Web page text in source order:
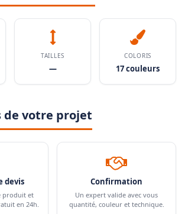
TAILLES
—
COLORIS
17 couleurs
de votre projet
devis
produit et
en 24h.
Confirmation
Un expert valide avec vous
quantité, couleur et technique.